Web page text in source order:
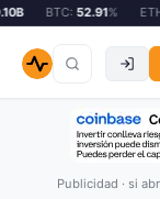
BTC:52.91% ETH
Publicidad · si